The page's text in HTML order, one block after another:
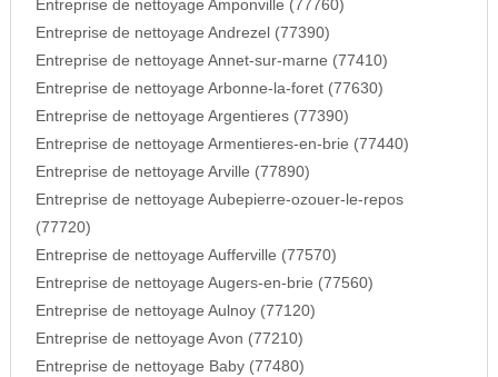
Entreprise de nettoyage Amponville (77760)
Entreprise de nettoyage Andrezel (77390)
Entreprise de nettoyage Annet-sur-marne (77410)
Entreprise de nettoyage Arbonne-la-foret (77630)
Entreprise de nettoyage Argentieres (77390)
Entreprise de nettoyage Armentieres-en-brie (77440)
Entreprise de nettoyage Arville (77890)
Entreprise de nettoyage Aubepierre-ozouer-le-repos
(77720)
Entreprise de nettoyage Aufferville (77570)
Entreprise de nettoyage Augers-en-brie (77560)
Entreprise de nettoyage Aulnoy (77120)
Entreprise de nettoyage Avon (77210)
Entreprise de nettoyage Baby (77480)